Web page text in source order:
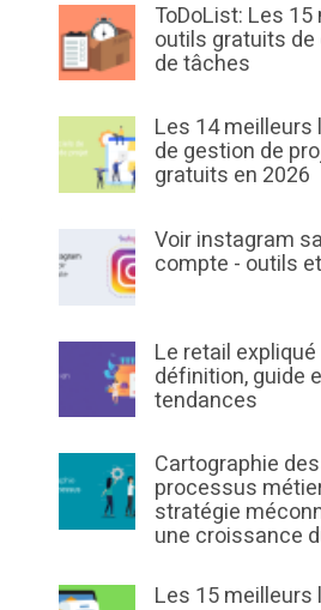
ToDoList: Les
outils gratuits
de tâches
Les 14 meilleurs
de gestion de
gratuits en 2026
Voir instagram
compte - outils
Le retail
définition, guide
tendances
Cartographie des
processus
stratégie
une croissance
Les 15 meilleurs